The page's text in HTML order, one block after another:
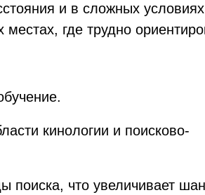
и в сложных
где трудно
кинологии и поисково-
поиска, что увеличивает